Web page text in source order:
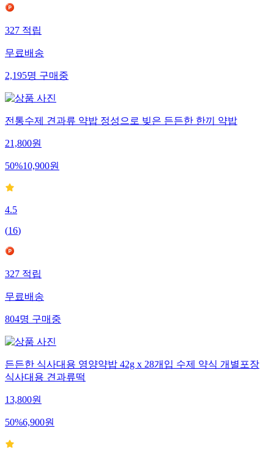
327적립
무료배송
2,195명구매중
전통수제 견과류 약밥 정성으로 빚은 든든한 한끼 약밥
21,800원
50%10,900원
4.5
(16)
327적립
무료배송
804명구매중
든든한 식사대용 영양약밥 42g x 28개입 수제 약식 개별포장
식사대용 견과류떡
13,800원
50%6,900원